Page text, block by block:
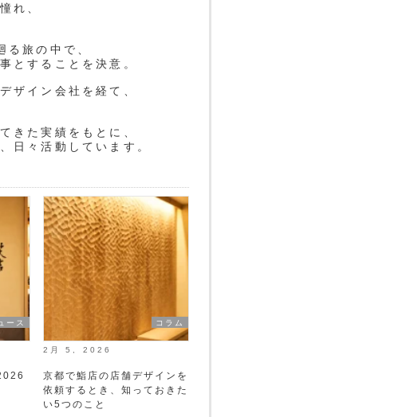
れ、
旅の中で、
とすることを決意。
ザイン会社を経て、
きた実績をもとに、
日々活動しています。
ース コラム
2月 5, 2026
京都で鮨店の店舗デザインを
依頼するとき、知っておきた
い5つのこと